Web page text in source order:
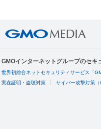
GMOインターネットグループのセキ
世界初総合ネットセキュリティサービス「
実在証明・盗聴対策 サイバー攻撃対策（